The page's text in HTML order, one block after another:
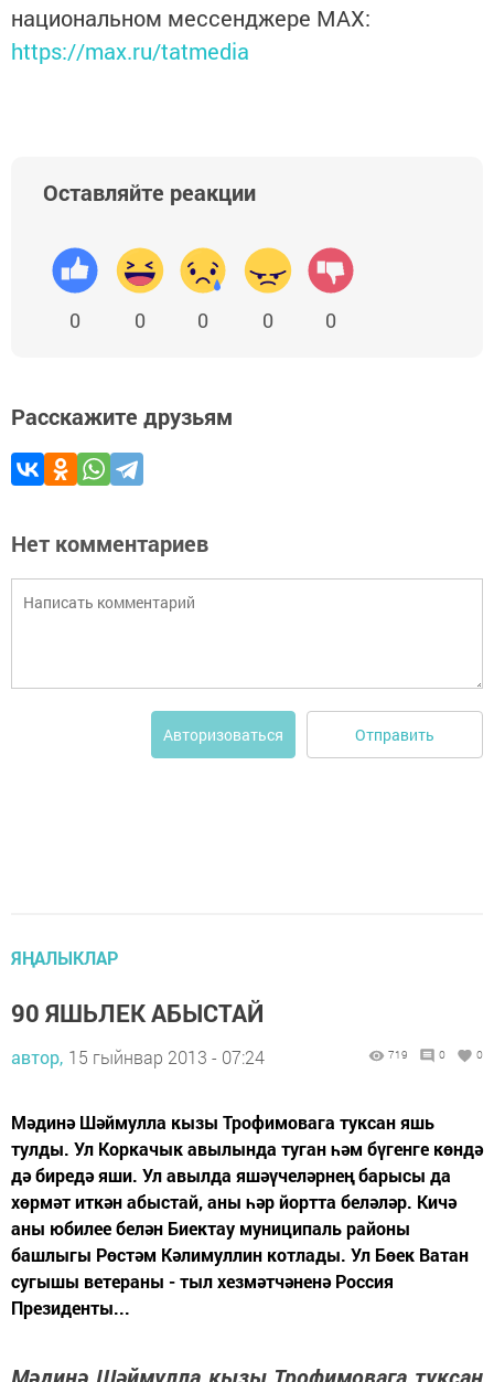
национальном мессенджере MАХ:
https://max.ru/tatmedia
Оставляйте реакции
0 0 0 0 0
Расскажите друзьям
Нет комментариев
Авторизоваться Отправить
ЯҢАЛЫКЛАР
90 ЯШЬЛЕК АБЫСТАЙ
автор, 15 гыйнвар 2013 - 07:24 719 0 0
Мәдинә Шәймулла кызы Трофимовага туксан яшь
тулды. Ул Коркачык авылында туган һәм бүгенге көндә
дә биредә яши. Ул авылда яшәүчеләрнең барысы да
хөрмәт иткән абыстай, аны һәр йортта беләләр. Кичә
аны юбилее белән Биектау муниципаль районы
башлыгы Рөстәм Кәлимуллин котлады. Ул Бөек Ватан
сугышы ветераны - тыл хезмәтчәненә Россия
Президенты...